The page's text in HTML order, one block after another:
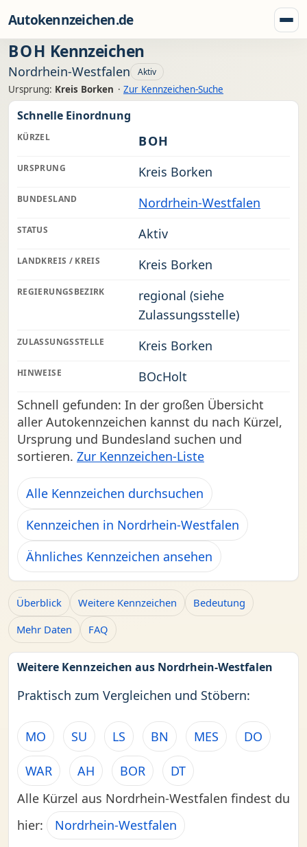
Autokennzeichen.de
BOH Kennzeichen
Nordrhein-Westfalen Aktiv
Ursprung: Kreis Borken · Zur Kennzeichen-Suche
Schnelle Einordnung
KÜRZEL BOH
URSPRUNG Kreis Borken
BUNDESLAND Nordrhein-Westfalen
STATUS Aktiv
LANDKREIS / KREIS Kreis Borken
REGIERUNGSBEZIRK
regional (siehe
Zulassungsstelle)
ZULASSUNGSSTELLE Kreis Borken
HINWEISE
BOcHolt
Schnell gefunden: In der großen Übersicht
aller Autokennzeichen kannst du nach Kürzel,
Ursprung und Bundesland suchen und
sortieren. Zur Kennzeichen-Liste
Alle Kennzeichen durchsuchen
Kennzeichen in Nordrhein-Westfalen
Ähnliches Kennzeichen ansehen
Überblick Weitere Kennzeichen
Bedeutung
Mehr Daten
FAQ
Weitere Kennzeichen aus Nordrhein-Westfalen
Praktisch zum Vergleichen und Stöbern:
MO SU LS BN MES DO
WAR AH BOR
DT
Alle Kürzel aus Nordrhein-Westfalen findest du
hier:
Nordrhein-Westfalen